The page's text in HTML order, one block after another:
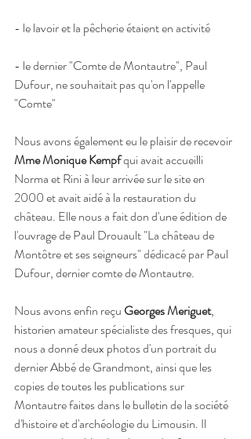
- le lavoir et la pêcherie étaient en activité
- le dernier "Comte de Montautre", Paul
Dufour, ne souhaitait pas qu'on l'appelle
"Comte"
Nous avons également eu le plaisir de recevoir
Mme Monique Kempf qui avait accueilli
Norma et Rini à leur arrivée sur le site en
2000 et avait aidé à la restauration du
château. Elle nous a fait don d'une édition de
l'ouvrage de Paul Drouault "La château de
Montôtre et ses seigneurs" dédicacé par Paul
Dufour, dernier comte de Montautre.
Nous avons enfin reçu Georges Meriguet,
historien amateur spécialiste des fresques, qui
nous a donné deux photos d'un portrait du
dernier Abbé de Grandmont, ainsi que les
copies de toutes les publications sur
Montautre faites dans le bulletin de la société
d'histoire et d'archéologie du Limousin. Il